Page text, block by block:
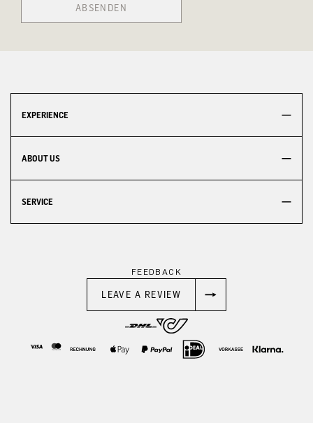
ABSENDEN
EXPERIENCE
ABOUT US
SERVICE
FEEDBACK
LEAVE A REVIEW